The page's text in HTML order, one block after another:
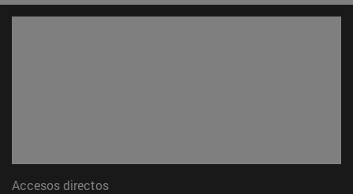
Accesos directos